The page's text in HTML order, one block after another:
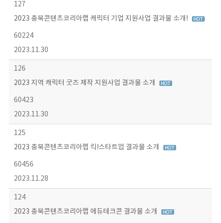
127
2023 충북콘텐츠코리아랩 캐릭터 기업 지원사업 결과물 소개!
60224
2023.11.30
126
2023 지역 캐릭터 굿즈 제작 지원사업 결과물 소개
60423
2023.11.30
125
2023 충북콘텐츠코리아랩 킥!스타트업 결과물 소개
60456
2023.11.28
124
2023 충북콘텐츠코리아랩 에듀테크콘 결과물 소개